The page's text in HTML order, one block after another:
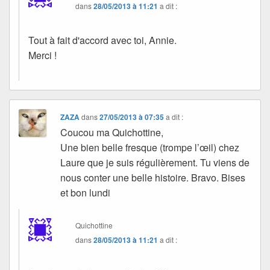
dans28/05/2013 à 11:21 a dit :
Tout à fait d'accord avec toi, Annie.
Merci !
ZAZAdans27/05/2013 à 07:35 a dit :
Coucou ma Quichottine,
Une bien belle fresque (trompe l’œil) chez
Laure que je suis régulièrement. Tu viens de
nous conter une belle histoire. Bravo. Bises
et bon lundi
Quichottine
dans28/05/2013 à 11:21 a dit :